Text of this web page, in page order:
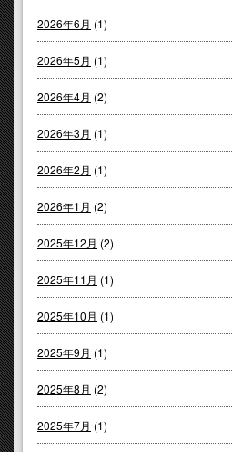
2026年6月 (1)
2026年5月 (1)
2026年4月 (2)
2026年3月 (1)
2026年2月 (1)
2026年1月 (2)
2025年12月 (2)
2025年11月 (1)
2025年10月 (1)
2025年9月 (1)
2025年8月 (2)
2025年7月 (1)